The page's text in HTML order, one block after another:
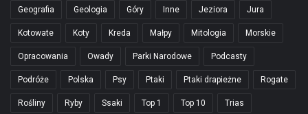
Geografia Geologia Góry Inne Jeziora Jura
Kotowate Koty Kreda Małpy Mitologia Morskie
Opracowania Owady Parki Narodowe Podcasty
Podróże Polska Psy Ptaki Ptaki drapieżne Rogate
Rośliny Ryby Ssaki Top 1 Top 10 Trias